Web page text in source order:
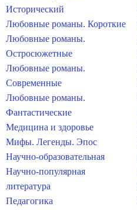
Исторический
Любовные романы. Короткие
Любовные романы.
Остросюжетные
Любовные романы.
Современные
Любовные романы.
Фантастические
Медицина и здоровье
Мифы. Легенды. Эпос
Научно-образовательная
Научно-популярная
литература
Педагогика